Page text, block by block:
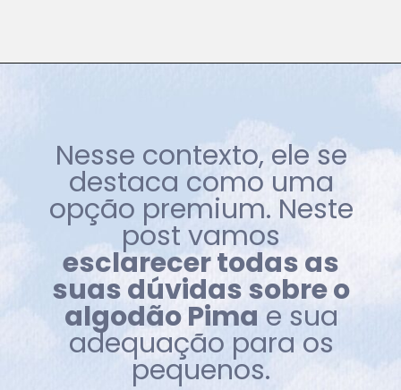
Nesse contexto, ele se
destaca como uma
opção premium. Neste
post vamos
esclarecer todas as
suas dúvidas sobre o
algodão Pima e sua
adequação para os
pequenos.